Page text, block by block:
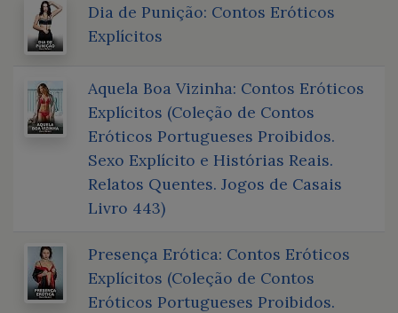
Dia de Punição: Contos Eróticos
Explícitos
Aquela Boa Vizinha: Contos Eróticos
Explícitos (Coleção de Contos
Eróticos Portugueses Proibidos.
Sexo Explícito e Histórias Reais.
Relatos Quentes. Jogos de Casais
Livro 443)
Presença Erótica: Contos Eróticos
Explícitos (Coleção de Contos
Eróticos Portugueses Proibidos.